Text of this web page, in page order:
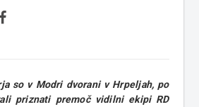
so v Modri dvorani v Hrpeljah, po
priznati premoč vidilni ekipi RD